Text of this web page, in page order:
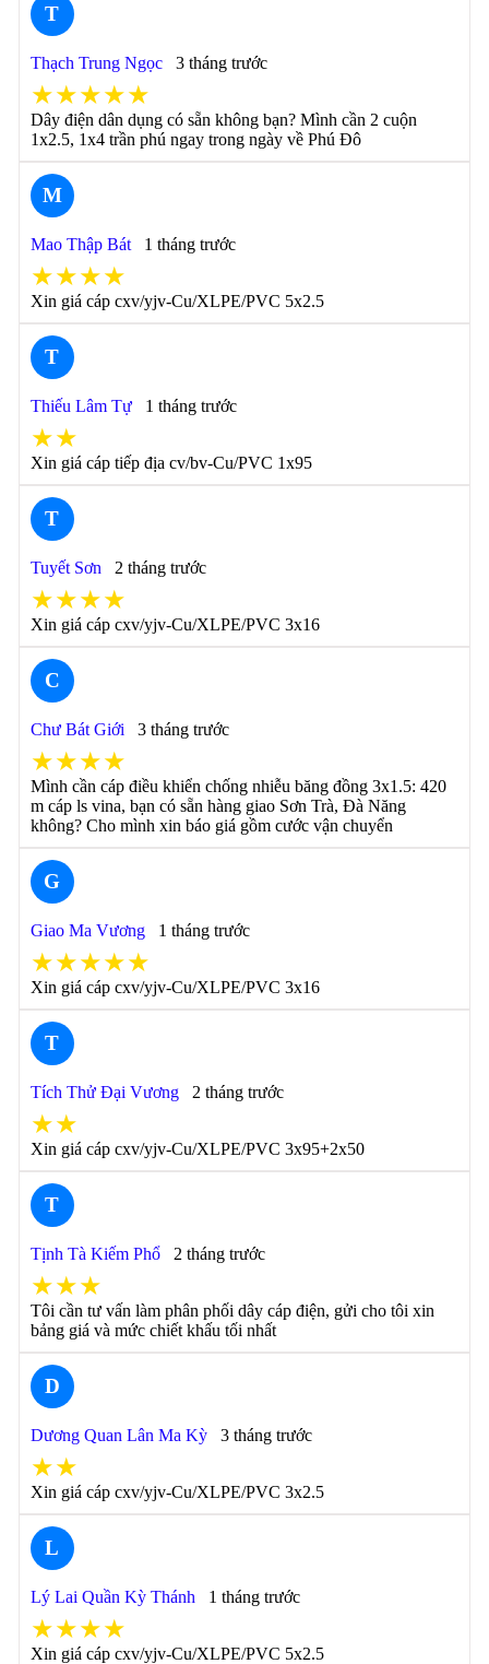
T
Thạch Trung Ngọc 3 tháng trước
★★★★★
Dây điện dân dụng có sẵn không bạn? Mình cần 2 cuộn
1x2.5, 1x4 trần phú ngay trong ngày về Phú Đô
M
Mao Thập Bát 1 tháng trước
★★★★
Xin giá cáp cxv/yjv-Cu/XLPE/PVC 5x2.5
T
Thiếu Lâm Tự 1 tháng trước
★★
Xin giá cáp tiếp địa cv/bv-Cu/PVC 1x95
T
Tuyết Sơn 2 tháng trước
★★★★
Xin giá cáp cxv/yjv-Cu/XLPE/PVC 3x16
C
Chư Bát Giới 3 tháng trước
★★★★
Mình cần cáp điều khiển chống nhiễu băng đồng 3x1.5: 420
m cáp ls vina, bạn có sẵn hàng giao Sơn Trà, Đà Năng
không? Cho mình xin báo giá gồm cước vận chuyển
G
Giao Ma Vương 1 tháng trước
★★★★★
Xin giá cáp cxv/yjv-Cu/XLPE/PVC 3x16
T
Tích Thử Đại Vương 2 tháng trước
★★
Xin giá cáp cxv/yjv-Cu/XLPE/PVC 3x95+2x50
T
Tịnh Tà Kiếm Phổ 2 tháng trước
★★★
Tôi cần tư vấn làm phân phối dây cáp điện, gửi cho tôi xin
bảng giá và mức chiết khấu tối nhất
D
Dương Quan Lân Ma Kỳ 3 tháng trước
★★
Xin giá cáp cxv/yjv-Cu/XLPE/PVC 3x2.5
L
Lý Lai Quần Kỳ Thánh 1 tháng trước
★★★★
Xin giá cáp cxv/yjv-Cu/XLPE/PVC 5x2.5